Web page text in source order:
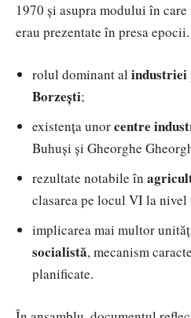
1970 și asupra modului în
erau prezentate în presa
rolul dominant al industriei
Borzești;
existența unorcentre
Buhuși și Gheorghe
rezultate notabile în
clasarea pe locul VI la
implicarea mai multor
socialistă, mecanism
planificate.